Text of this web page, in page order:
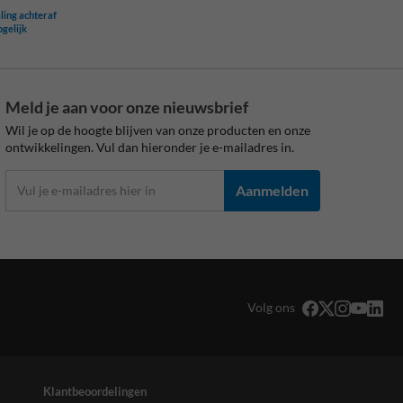
achteraf
Meld je aan voor onze nieuwsbrief
Wil je op de hoogte blijven van onze producten en onze
ontwikkelingen. Vul dan hieronder je e-mailadres in.
Aanmelden
Volg ons
Klantbeoordelingen